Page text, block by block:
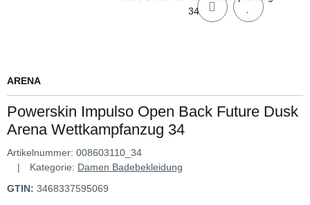
ARENA
Powerskin Impulso Open Back Future Dusk
Arena Wettkampfanzug 34
Artikelnummer: 008603110_34
Kategorie: Damen Badebekleidung
GTIN: 3468337595069